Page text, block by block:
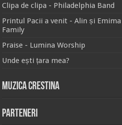
Clipa de clipa - Philadelphia Band
Printul Pacii a venit - Alin și
Family
Praise - Lumina Worship
Unde ești țara mea?
Muzica Crestina
Parteneri